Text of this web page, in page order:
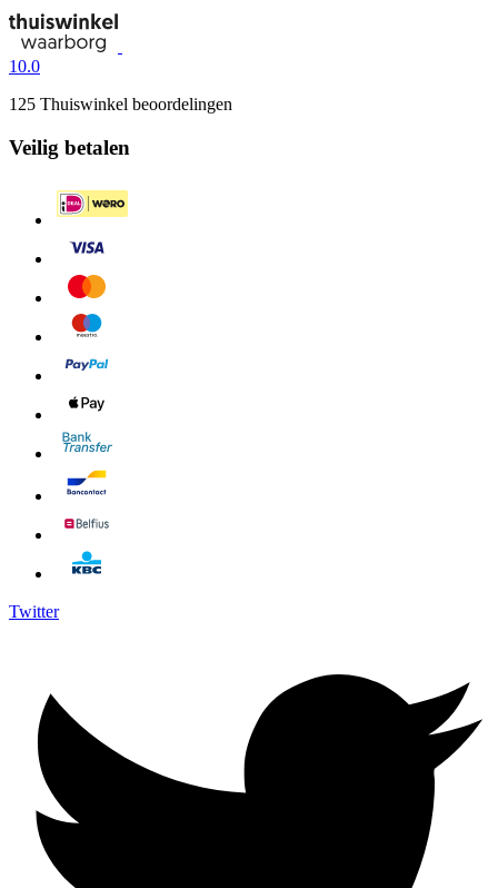
10.0
125 Thuiswinkel beoordelingen
Veilig betalen
Twitter